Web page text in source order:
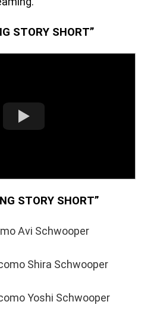
STORY SHORT”
STORY SHORT”
Avi Schwooper
Shira Schwooper
Yoshi Schwooper